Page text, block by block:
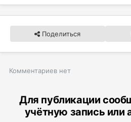
Поделиться
Комментариев нет
Для публикации
учётную запись или